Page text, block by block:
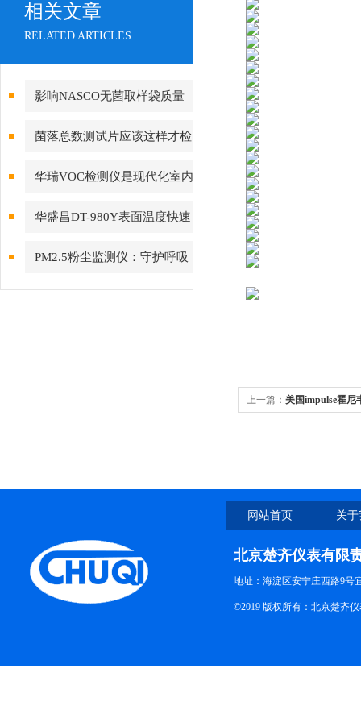
相关文章
RELATED ARTICLES
影响NASCO无菌取样袋质量
的因素有哪些？
菌落总数测试片应该这样才检
华瑞VOC检测仪是现代化室内
空气质量的卫士
华盛昌DT-980Y表面温度快速
筛选热像仪
PM2.5粉尘监测仪：守护呼吸
健康的“空气哨兵”
上一篇： 美国impulse霍尼
网站首页 关
北京楚齐仪表有限
地址：海淀区安宁庄西路9号
©2019 版权所有：北京楚齐